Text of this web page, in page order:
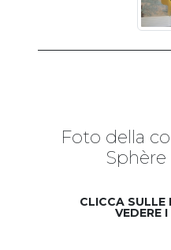
Foto della
CLICCA SULLE
VEDERE